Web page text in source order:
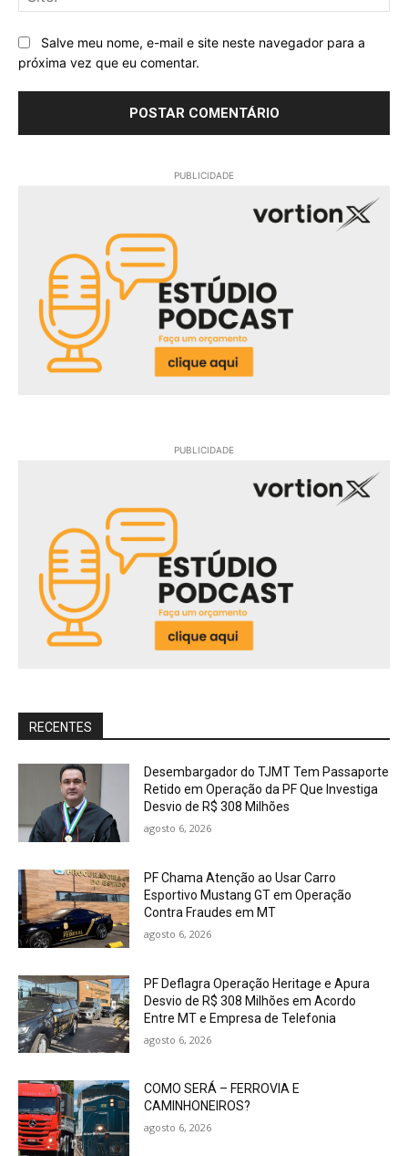
Salve meu nome, e-mail e site neste navegador para a
próxima vez que eu comentar.
PUBLICIDADE
PUBLICIDADE
RECENTES
Desembargador do TJMT Tem Passaporte
Retido em Operação da PF Que Investiga
Desvio de R$ 308 Milhões
agosto 6, 2026
PF Chama Atenção ao Usar Carro
Esportivo Mustang GT em Operação
Contra Fraudes em MT
agosto 6, 2026
PF Deflagra Operação Heritage e Apura
Desvio de R$ 308 Milhões em Acordo
Entre MT e Empresa de Telefonia
agosto 6, 2026
COMO SERÁ – FERROVIA E
CAMINHONEIROS?
agosto 6, 2026